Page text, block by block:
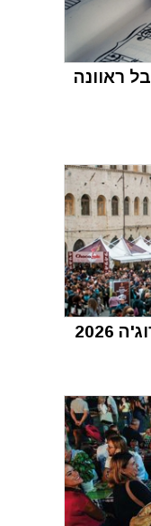
ראוונה